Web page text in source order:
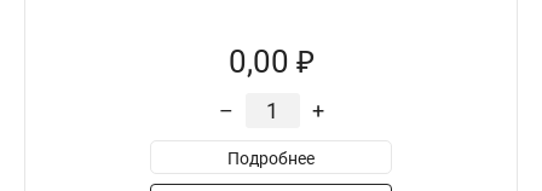
0,00 ₽
– +
Подробнее